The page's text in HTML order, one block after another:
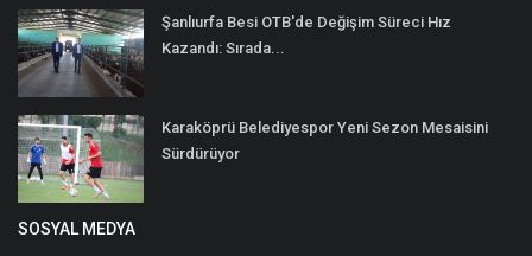
Şanlıurfa Besi OTB'de Değişim Süreci Hız
Kazandı: Sırada...
Karaköprü Belediyespor Yeni Sezon Mesaisini
Sürdürüyor
SOSYAL MEDYA